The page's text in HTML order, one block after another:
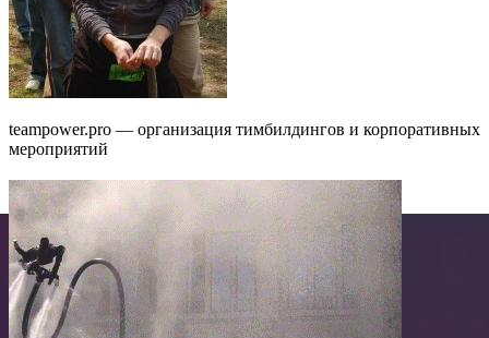
teampower.pro — организация тимбилдингов и корпоративных
мероприятий